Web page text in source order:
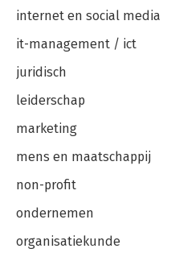
internet en social media
it-management / ict
juridisch
leiderschap
marketing
mens en maatschappij
non-profit
ondernemen
organisatiekunde